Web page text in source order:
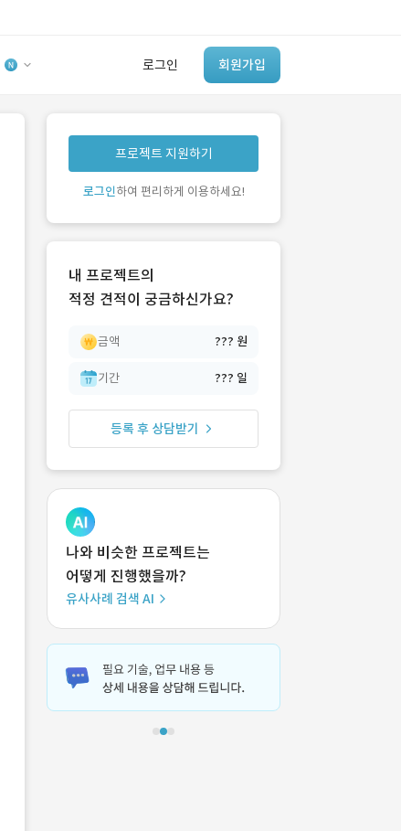
로그인 회원가입
유사사례 검색 AI
‘이런 거’ 만들어본
개발 회사 있어?
프로젝트 지원하기
로그인하여 편리하게 이용하세요!
내 프로젝트의
적정 견적이 궁금하신가요?
금액 ??? 원
기간 ??? 일
등록 후 상담받기
나와 비슷한 프로젝트는
어떻게 진행했을까?
유사사례 검색 AI